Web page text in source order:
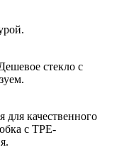
стекло с
для качественного
с TPE-